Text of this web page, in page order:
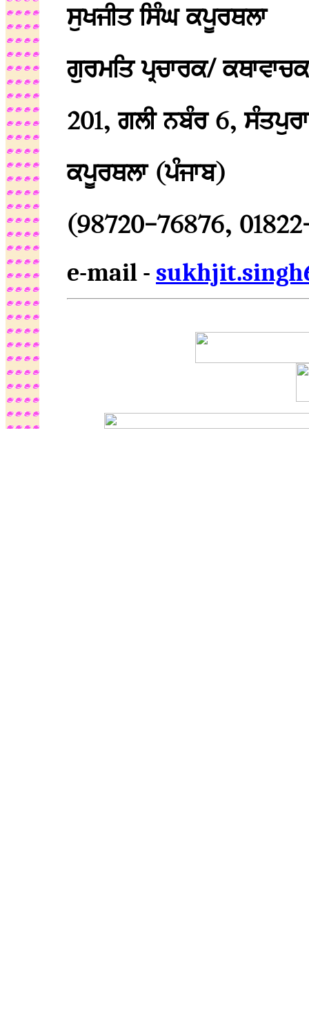
ਸੁਖਜੀਤ ਸਿੰਘ ਕਪੂਰਥਲਾ
ਗੁਰਮਤਿ ਪ੍ਰਚਾਰਕ/ ਕਥਾਵਾਚਕ
201, ਗਲੀ ਨਬੰਰ 6, ਸੰਤਪੁਰਾ
ਕਪੂਰਥਲਾ (ਪੰਜਾਬ)
(98720-76876,
e-mail -